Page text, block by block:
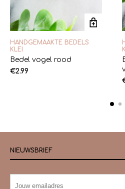
HANDGEMAAKTE BEDELS
KLEI
Bedel vogel rood
€2.99
NIEUWSBRIEF